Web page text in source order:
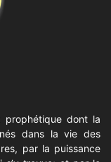
prophétique dont la
dans la vie des
par la puissance